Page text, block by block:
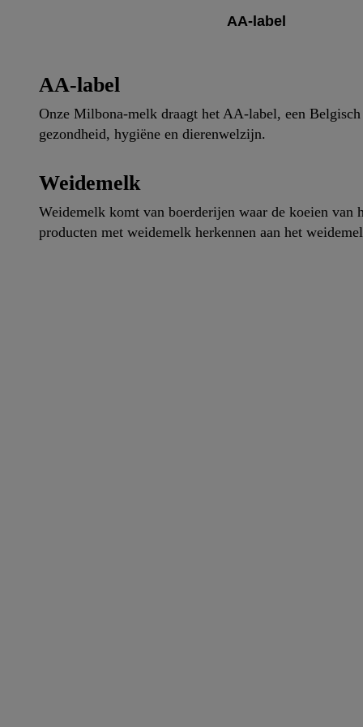
AA-label
AA-label
Onze Milbona-melk draagt het AA-label, een
gezondheid, hygiëne en dierenwelzijn.
Weidemelk
Weidemelk komt van boerderijen waar de koeien
producten met weidemelk herkennen aan het
Door op “weigeren”